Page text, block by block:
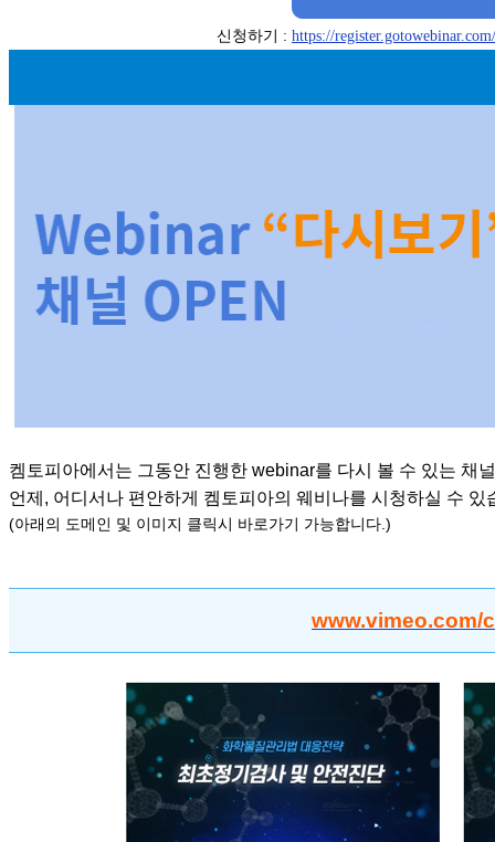
신청하기 : https://
켐토피아에서는 그동안 진행한 webinar를 다시 볼 수 있는 채
언제, 어디서나 편안하게 켐토피아의 웨비나를 시청하실 수 있
(아래의 도메인 및 이미지 클릭시 바로가기 가능합니다.)
www.vimeo.com/